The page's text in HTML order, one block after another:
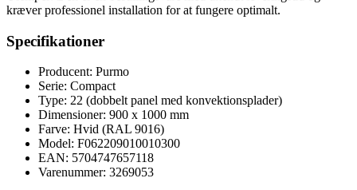
kræver professionel installation for at fungere optimalt.
Specifikationer
Producent: Purmo
Serie: Compact
Type: 22 (dobbelt panel med konvektionsplader)
Dimensioner: 900 x 1000 mm
Farve: Hvid (RAL 9016)
Model: F062209010010300
EAN: 5704747657118
Varenummer: 3269053